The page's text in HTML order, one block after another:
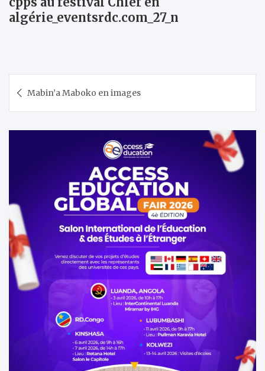
algérie_eventsrdc.com_27_n
de Mabin’a Maboko en images